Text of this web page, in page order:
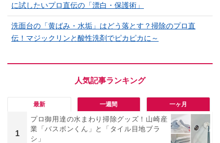
に試したいプロ直伝の「漂白・保護術」
洗面台の「黄ばみ・水垢」はどう落とす？掃除のプロ直
伝！マジックリンと酸性洗剤でピカピカに～
最新 一週間 一ヶ月
1
プロ御用達の水まわり掃除グッズ！山崎産
業「バスボンくん」と「タイル目地ブラ
シ」